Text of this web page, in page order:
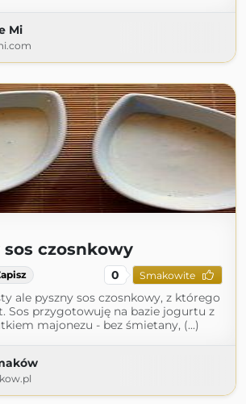
Mi
czosnkowy
0 Smakowite
ale pyszny sos czosnkowy, z którego
Sos przygotowuję na bazie jogurtu z
majonezu - bez śmietany, (...)